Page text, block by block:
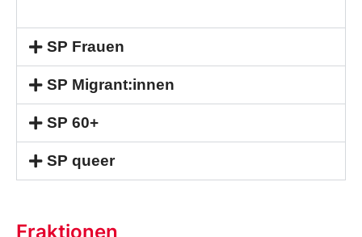
SP Frauen
SP Migrant:innen
SP 60+
SP queer
Fraktionen